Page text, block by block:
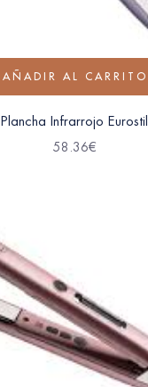
AÑADIR AL CARRITO
Plancha Infrarrojo Eurostil
58.36€